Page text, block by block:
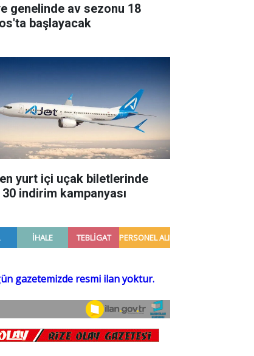
genelinde av sezonu 18
başlayacak
yurt içi uçak biletlerinde
indirim kampanyası